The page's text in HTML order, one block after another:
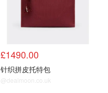
£1490.00
针织拼皮托特包
@dealmoon.co.uk